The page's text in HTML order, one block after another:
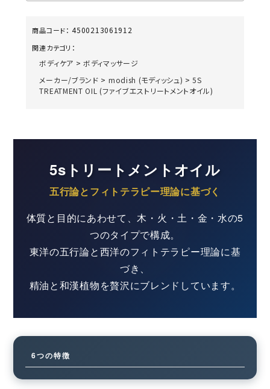
商品コード： 4500213061912
関連カテゴリ：
ボディケア >ボディマッサージ
メーカー/ブランド > modish (モディッシュ) >5S
TREATMENT OIL (ファイブエストリートメントオイル)
5sトリートメントオイル
五行論とフィトテラピー理論に基づく
体質と目的にあわせて、木・火・土・金・水の5
つのタイプで構成。
東洋の五行論と西洋のフィトテラピー理論に基
づき、
精油と和漢植物を贅沢にブレンドしています。
6つの特徴